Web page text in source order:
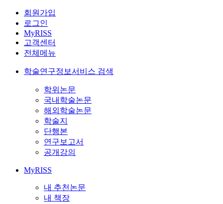
회원가입
로그인
MyRISS
고객센터
전체메뉴
학술연구정보서비스 검색
학위논문
국내학술논문
해외학술논문
학술지
단행본
연구보고서
공개강의
MyRISS
내 추천논문
내 책장